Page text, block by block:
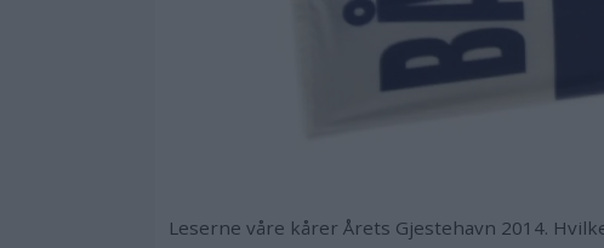
Leserne våre kårer Årets Gjestehavn 2014.